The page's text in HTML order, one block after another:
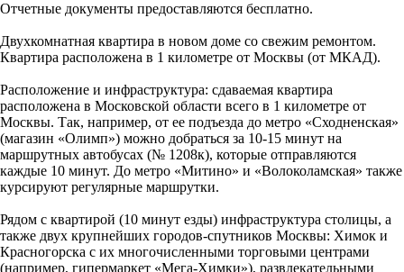
Отчетные документы предоставляются бесплатно.
Двухкомнатная квартира в новом доме со свежим ремонтом.
Квартира расположена в 1 километре от Москвы (от МКАД).
Расположение и инфраструктура: сдаваемая квартира
расположена в Московской области всего в 1 километре от
Москвы. Так, например, от ее подъезда до метро «Сходненская»
(магазин «Олимп») можно добраться за 10-15 минут на
маршрутных автобусах (№ 1208к), которые отправляются
каждые 10 минут. До метро «Митино» и «Волоколамская» также
курсируют регулярные маршрутки.
Рядом с квартирой (10 минут езды) инфраструктура столицы, а
также двух крупнейших городов-спутников Москвы: Химок и
Красногорска с их многочисленными торговыми центрами
(например, гипермаркет «Мега-Химки»), развлекательными